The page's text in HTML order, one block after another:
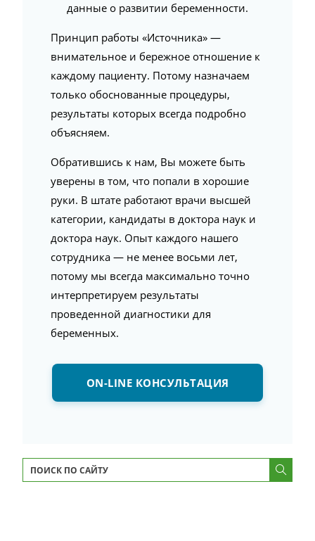
данные о развитии беременности.
Принцип работы «Источника» —
внимательное и бережное отношение к
каждому пациенту. Потому назначаем
только обоснованные процедуры,
результаты которых всегда подробно
объясняем.
Обратившись к нам, Вы можете быть
уверены в том, что попали в хорошие
руки. В штате работают врачи высшей
категории, кандидаты в доктора наук и
доктора наук. Опыт каждого нашего
сотрудника — не менее восьми лет,
потому мы всегда максимально точно
интерпретируем результаты
проведенной диагностики для
беременных.
ON-LINE КОНСУЛЬТАЦИЯ